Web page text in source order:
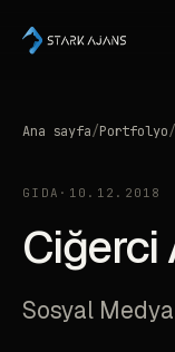
Ana sayfa/Portfolyo/
GIDA · 10.12.2018
Ciğerci
Sosyal Medya